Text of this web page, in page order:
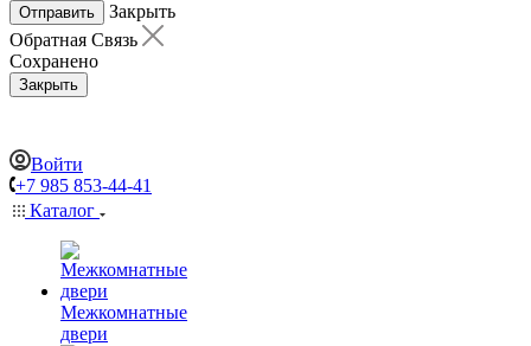
Отправить
Закрыть
Обратная Связь
Сохранено
Закрыть
Войти
+7 985 853-44-41
Каталог
Межкомнатные
двери